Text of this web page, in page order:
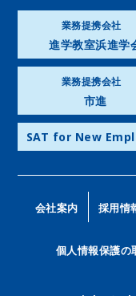
業務提携会社
進学教室浜進学
業務提携会社
市進
SAT for New
会社案内 採用情
個人情報保護の